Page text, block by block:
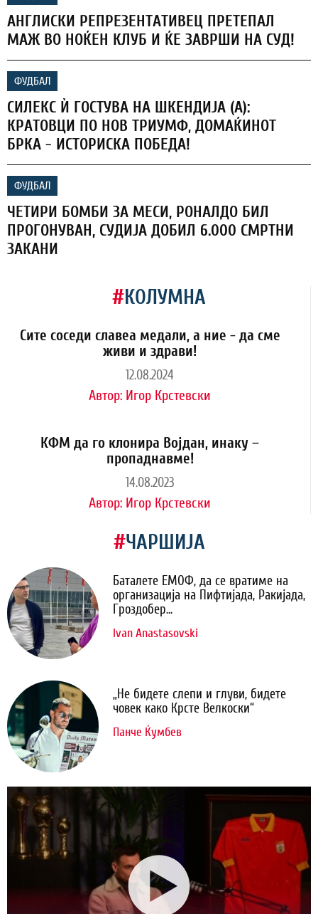
АНГЛИСКИ РЕПРЕЗЕНТАТИВЕЦ ПРЕТЕПАЛ
МАЖ ВО НОЌЕН КЛУБ И ЌЕ ЗАВРШИ НА СУД!
ФУДБАЛ
СИЛЕКС Ѝ ГОСТУВА НА ШКЕНДИЈА (А):
КРАТОВЦИ ПО НОВ ТРИУМФ, ДОМАЌИНОТ
БРКА - ИСТОРИСКА ПОБЕДА!
ФУДБАЛ
ЧЕТИРИ БОМБИ ЗА МЕСИ, РОНАЛДО БИЛ
ПРОГОНУВАН, СУДИЈА ДОБИЛ 6.000 СМРТНИ
ЗАКАНИ
#КОЛУМНА
Сите соседи славеа медали, а ние - да сме
живи и здрави!
12.08.2024
Автор: Игор Крстевски
КФМ да го клонира Војдан, инаку –
пропаднавме!
14.08.2023
Автор: Игор Крстевски
#ЧАРШИЈА
Баталете ЕМОФ, да се вратиме на
организација на Пифтијада, Ракијада,
Гроздобер...
Ivan Anastasovski
„Не бидете слепи и глуви, бидете
човек како Крсте Велкоски“
Панче Ќумбев